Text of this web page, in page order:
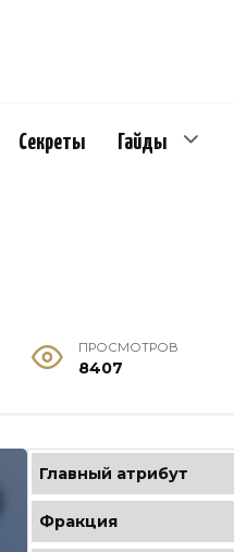
Секреты Гайды
ПРОСМОТРОВ
8407
Главный атрибут
Фракция